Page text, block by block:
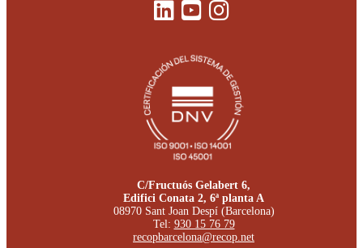
C/Fructuós Gelabert 6,
Edifici Conata 2, 6ª planta A
08970 Sant Joan Despí (Barcelona)
Tel: 930 15 76 79
recopbarcelona@recop.net